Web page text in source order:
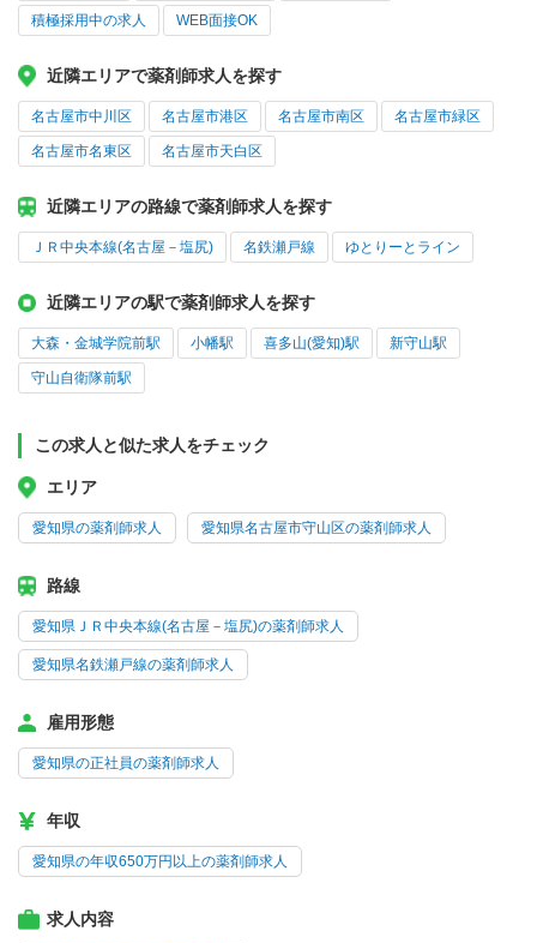
積極採用中の求人 WEB面接OK
近隣エリアで薬剤師求人を探す
名古屋市中川区 名古屋市港区 名古屋市南区 名古屋市緑区
名古屋市名東区 名古屋市天白区
近隣エリアの路線で薬剤師求人を探す
ＪＲ中央本線(名古屋－塩尻) 名鉄瀬戸線 ゆとりーとライン
近隣エリアの駅で薬剤師求人を探す
大森・金城学院前駅 小幡駅 喜多山(愛知)駅 新守山駅
守山自衛隊前駅
この求人と似た求人をチェック
エリア
愛知県の薬剤師求人 愛知県名古屋市守山区の薬剤師求人
路線
愛知県ＪＲ中央本線(名古屋－塩尻)の薬剤師求人
愛知県名鉄瀬戸線の薬剤師求人
雇用形態
愛知県の正社員の薬剤師求人
年収
愛知県の年収650万円以上の薬剤師求人
求人内容